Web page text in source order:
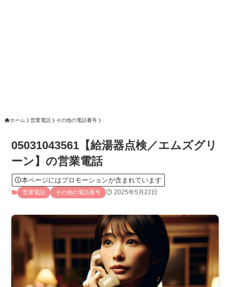
ホーム 営業電話 その他の電話番号
05031043561【給湯器点検／エムズグリ
ーン】の営業電話
本ページにはプロモーションが含まれています
営業電話 その他の電話番号 2025年5月22日